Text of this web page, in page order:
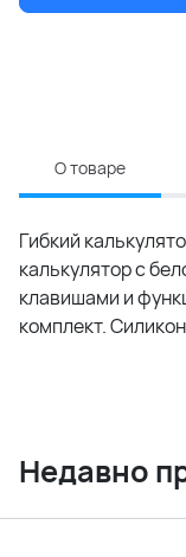
О товаре
Гибкий
калькулятор с
клавишами и
комплект.
Недавно